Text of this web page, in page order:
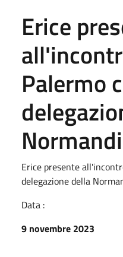
Erice
Palermo
Erice presente
delegazione della
Data :
9 novembre 2023